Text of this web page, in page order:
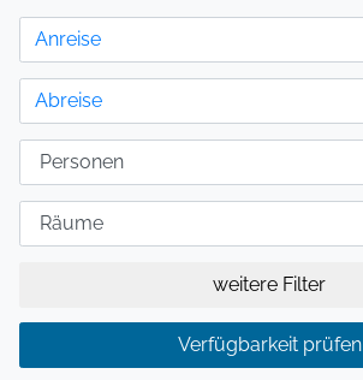
weitere Filter
Verfügbarkeit prüfen